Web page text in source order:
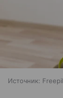
Источник: